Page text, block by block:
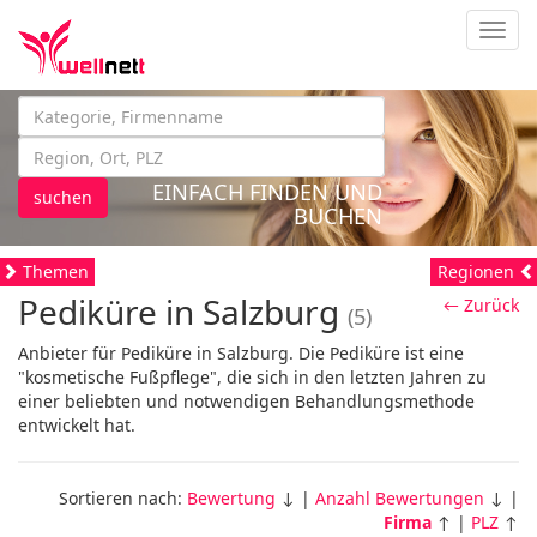
suchen
EINFACH FINDEN UND
BUCHEN
Themen
← Zurück
Pediküre in Salzburg (5)
Anbieter für Pediküre in Salzburg. Die Pediküre ist eine
"kosmetische Fußpflege", die sich in den letzten Jahren zu
einer beliebten und notwendigen Behandlungsmethode
entwickelt hat.
Sortieren nach: Bewertung ↓ | Anzahl Bewertungen ↓ |
Firma ↑ | PLZ ↑
Regionen